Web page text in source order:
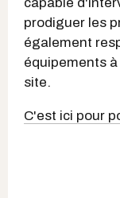
prodiguer les
également
équipements
site.
C'est ici pour